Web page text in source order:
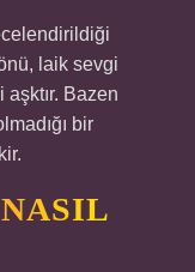
laik sevgi
Bazen
bir